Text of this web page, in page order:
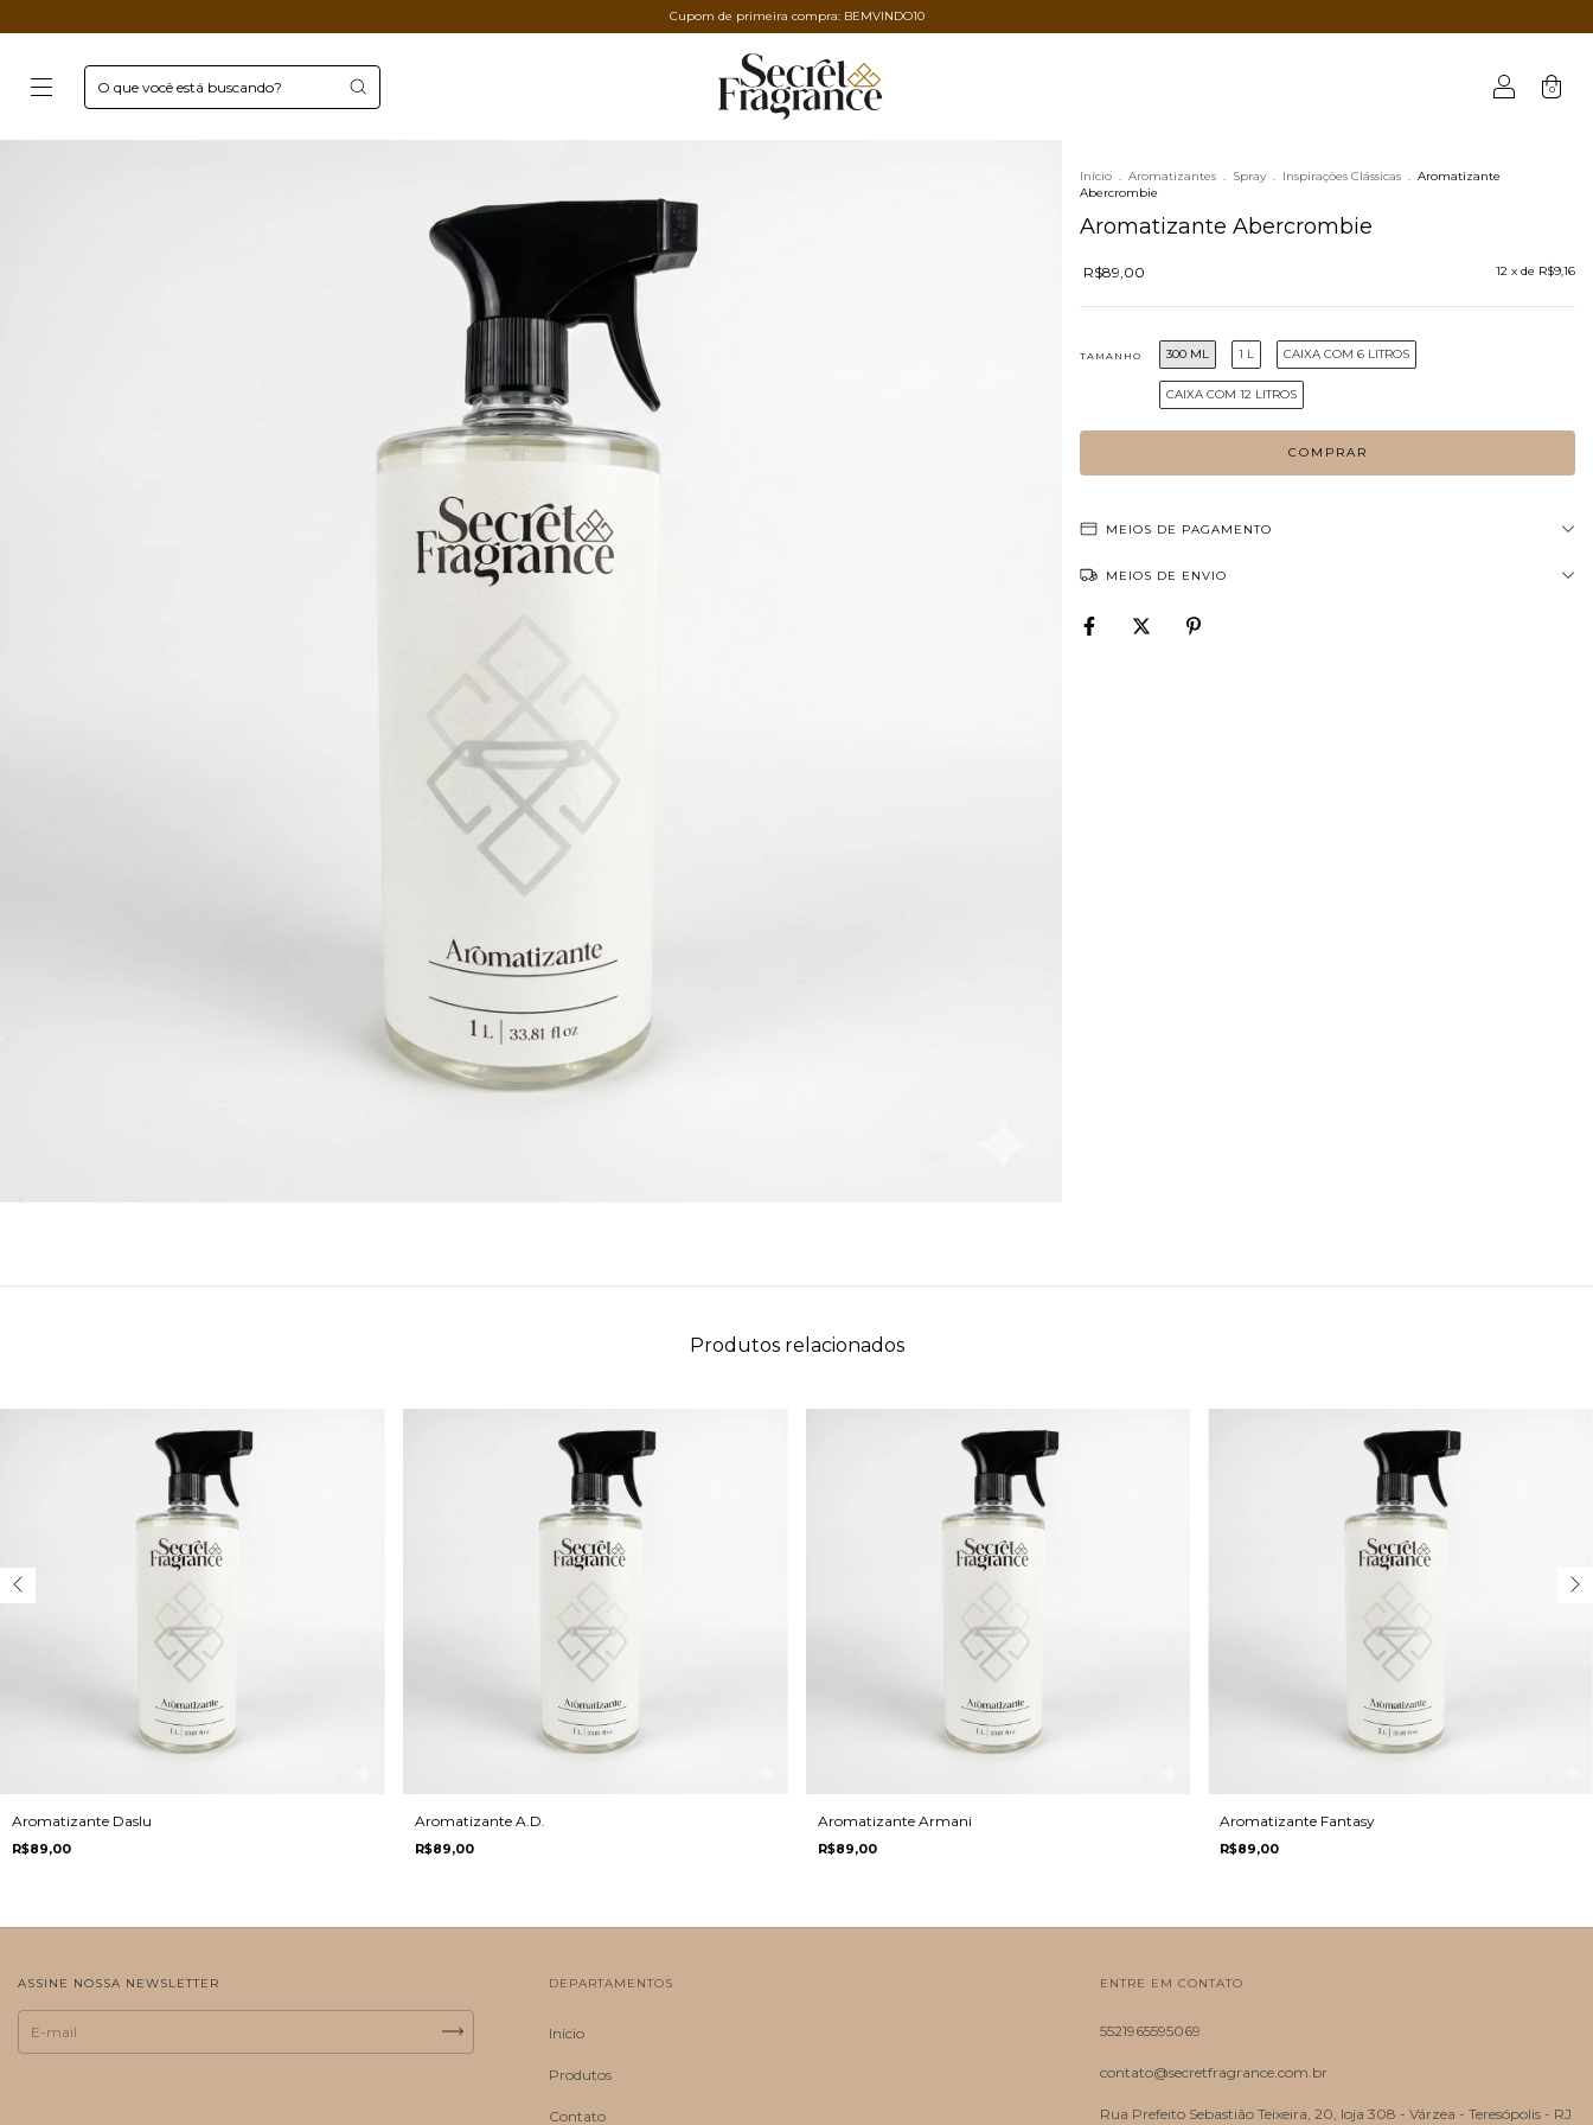
Cupom de primeira compra: BEMVINDO10
0
Início . Aromatizantes . Spray . Inspirações Clássicas . Aromatizante
Abercrombie
Aromatizante Abercrombie
R$89,00 12 x de R$9,16
TAMANHO 300 ML 1 L CAIXA COM 6 LITROS
CAIXA COM 12 LITROS
MEIOS DE PAGAMENTO
MEIOS DE ENVIO
Produtos relacionados
Aromatizante Daslu
R$89,00
Aromatizante A.D.
R$89,00
Aromatizante Armani
R$89,00
Aromatizante Fantasy
R$89,00
ASSINE NOSSA NEWSLETTER DEPARTAMENTOS
Início
Produtos
Contato
ENTRE EM CONTATO
5521965595069
contato@secretfragrance.com.br
Rua Prefeito Sebastião Teixeira, 20, loja 308 - Várzea - Teresópolis - RJ